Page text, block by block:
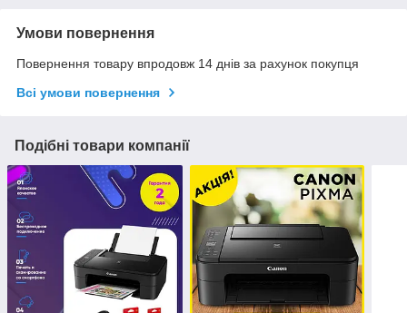
Умови повернення
Повернення товару впродовж 14 днів за рахунок покупця
Всі умови повернення
Подібні товари компанії